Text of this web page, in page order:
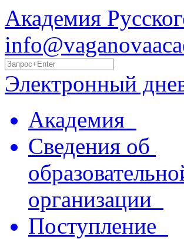
Академия
Электронный
Академия
Сведения об
организации
Поступление